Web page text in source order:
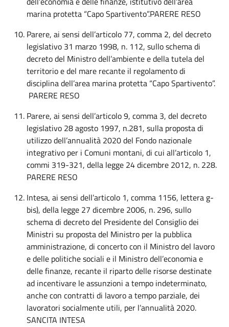
marina protetta “Capo Spartivento”.PARERE RESO
Parere, ai sensi dell’articolo 77, comma 2, del decreto
legislativo 31 marzo 1998, n. 112, sullo schema di
decreto del Ministro dell’ambiente e della tutela del
territorio e del mare recante il regolamento di
disciplina dell’area marina protetta “Capo Spartivento”.
PARERE RESO
Parere, ai sensi dell’articolo 9, comma 3, del decreto
legislativo 28 agosto 1997, n.281, sulla proposta di
utilizzo dell’annualità 2020 del Fondo nazionale
integrativo per i Comuni montani, di cui all’articolo 1,
commi 319-321, della legge 24 dicembre 2012, n. 228.
PARERE RESO
Intesa, ai sensi dell’articolo 1, comma 1156, lettera g-
bis), della legge 27 dicembre 2006, n. 296, sullo
schema di decreto del Presidente del Consiglio dei
Ministri su proposta del Ministro per la pubblica
amministrazione, di concerto con il Ministro del lavoro
e delle politiche sociali e il Ministro dell’economia e
delle finanze, recante il riparto delle risorse destinate
ad incentivare le assunzioni a tempo indeterminato,
anche con contratti di lavoro a tempo parziale, dei
lavoratori socialmente utili, per l’annualità 2020.
SANCITA INTESA